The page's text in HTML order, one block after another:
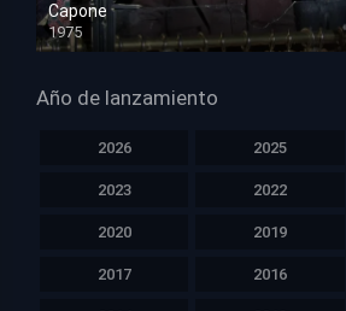
Capone
1975
HD 1080p
Año de lanzamiento
2026 2025
2023 2022
2020 2019
2017 2016